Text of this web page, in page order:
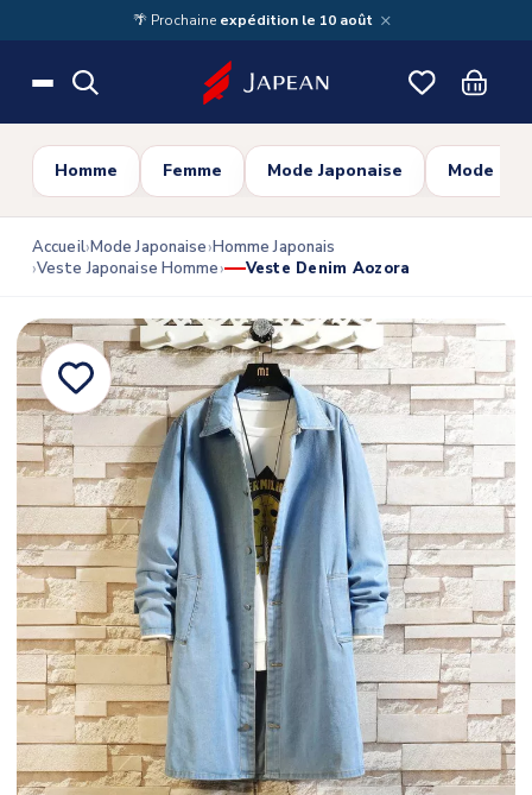
Skip to main content🌴 Prochaine expédition le 10 août ×
Homme Femme Mode Japonaise Mode
Accueil Mode Japonaise Homme Japonais
Veste Japonaise Homme
Veste Denim Aozora